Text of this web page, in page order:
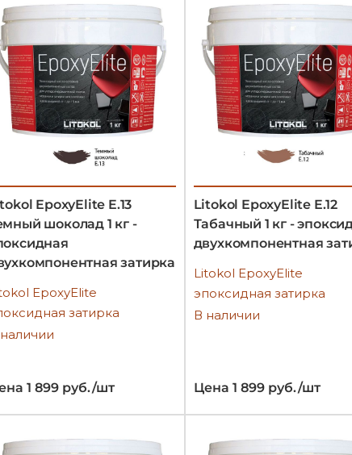
EpoxyElite E.13
шоколад 1 кг -
затирка
EpoxyElite
затирка
1 899 руб./шт
Litokol EpoxyElite E.12
Табачный 1 кг -
двухкомпонентная
Litokol EpoxyElite
эпоксидная затирка
В наличии
Цена 1 899 руб./шт